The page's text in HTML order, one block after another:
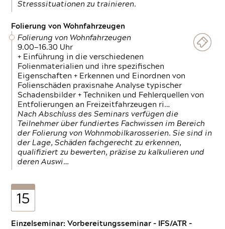
Stresssituationen zu trainieren.
Folierung von Wohnfahrzeugen
Folierung von Wohnfahrzeugen
9.00—16.30 Uhr
+ Einführung in die verschiedenen
Folienmaterialien und ihre spezifischen
Eigenschaften + Erkennen und Einordnen von
Folienschäden praxisnahe Analyse typischer
Schadensbilder + Techniken und Fehlerquellen von
Entfolierungen an Freizeitfahrzeugen ri…
Nach Abschluss des Seminars verfügen die
Teilnehmer über fundiertes Fachwissen im Bereich
der Folierung von Wohnmobilkarosserien. Sie sind in
der Lage, Schäden fachgerecht zu erkennen,
qualifiziert zu bewerten, präzise zu kalkulieren und
deren Auswi…
15
Einzelseminar: Vorbereitungsseminar - IFS/ATR -